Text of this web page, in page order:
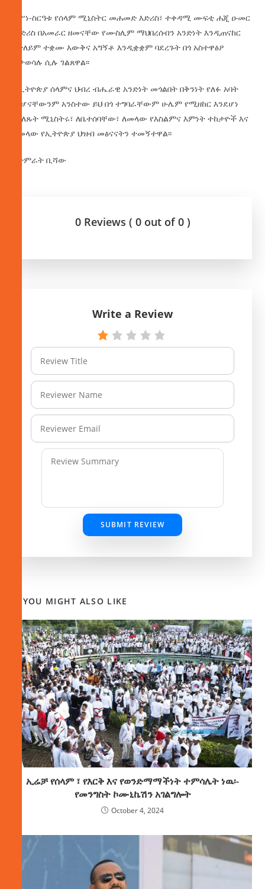
በሥነ-ስርዓቱ የሰላም ሚኒስትር መሐመድ እድሪስ፣ ተቀዳሚ ሙፍቲ ሐጂ ዑመር
ኢድሪስ በአመራር ዘመናቸው የሙስሊም ማህበረሰብን አንድነት እንዲጠናከር
በተለይም ተቋሙ እውቅና አግኝቶ እንዲቋቋም ባደረጉት በጎ አስተዋፅዖ
ይታወሳሉ ሲሉ ገልጸዋል፡፡
ለኢትዮጵያ ሰላምና ህብረ ብሔራዊ አንድነት መጎልበት በቅንነት የለፉ አባት
መሆናቸውንም አንስተው ይህ በጎ ተግባራቸውም ሁሌም የሚዘከር እንደሆነ
የገለጹት ሚኒስትሩ፣ ለቤተሰባቸው፣ ለመላው የእስልምና እምነት ተከታዮች እና
ለመላው የኢትዮጵያ ህዝብ መፅናናትን ተመኝተዋል፡፡
በታምራት ቢሻው
0 Reviews ( 0 out of 0 )
Write a Review
SUBMIT REVIEW
YOU MIGHT ALSO LIKE
ኢሬቻ የሰላም ፣ የእርቅ እና የወንድማማችነት ተምሳሌት ነዉ፡-
የመንግስት ኮሙኒኬሽን አገልግሎት
October 4, 2024